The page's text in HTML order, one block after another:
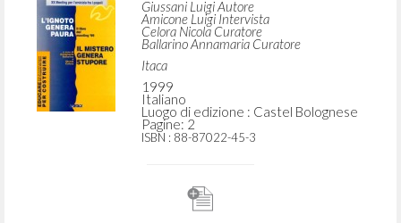
Giussani Luigi Autore
Amicone Luigi Intervista
Celora Nicola Curatore
Ballarino Annamaria Curatore
Itaca
1999
Italiano
Luogo di edizione : Castel Bolognese
Pagine: 2
ISBN : 88-87022-45-3